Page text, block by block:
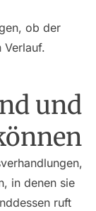
ob der
Verlauf.
und
in denen sie
ruft